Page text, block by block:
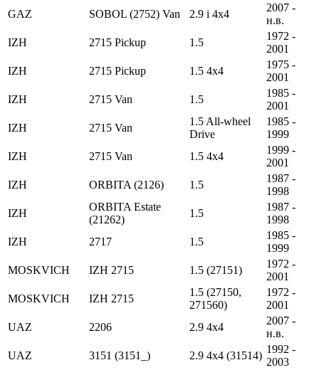
GAZ
SOBOL (2752) Van 2.9 i 4x4
2007 -
н.в.
IZH
2715 Pickup 1.5
1972 -
2001
IZH
2715 Pickup 1.5 4x4
1975 -
2001
IZH
2715 Van 1.5
1985 -
2001
IZH
2715 Van
1.5 All-wheel
Drive
1985 -
1999
IZH
2715 Van 1.5 4x4
1999 -
2001
IZH
ORBITA (2126) 1.5
1987 -
1998
IZH
ORBITA Estate
(21262)
1.5
1987 -
1998
IZH
2717 1.5
1985 -
1999
MOSKVICH
IZH 2715 1.5 (27151)
1972 -
2001
MOSKVICH
IZH 2715
1.5 (27150,
271560)
1972 -
2001
UAZ
2206 2.9 4x4
2007 -
н.в.
UAZ
3151 (3151_) 2.9 4x4 (31514)
1992 -
2003